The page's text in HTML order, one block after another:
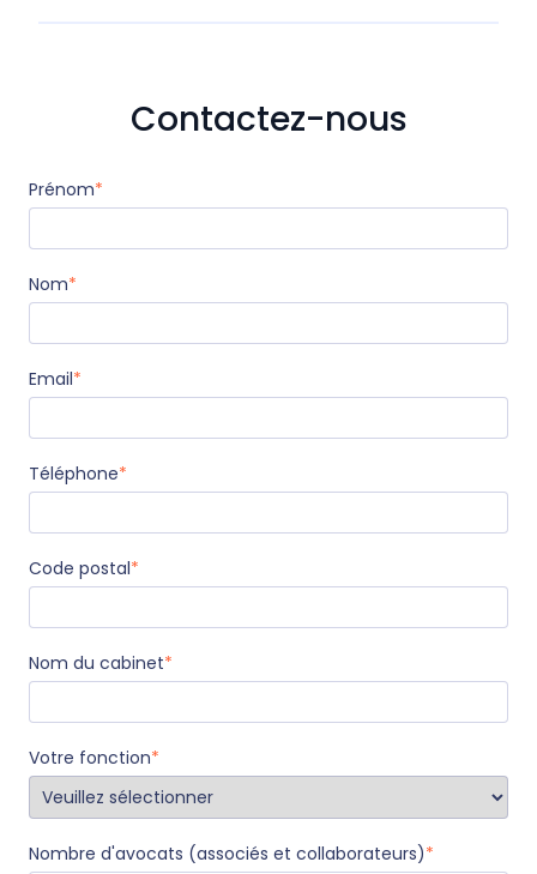
Contactez-nous
Prénom*
Nom*
Email*
Téléphone*
Code postal*
Nom du cabinet*
Votre fonction*
Nombre d'avocats (associés et collaborateurs)*